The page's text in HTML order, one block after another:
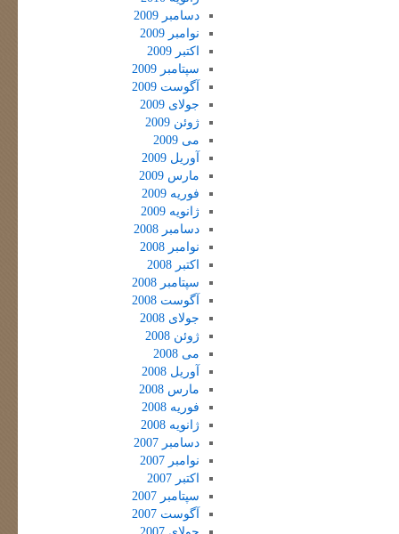
دسامبر 2009
نوامبر 2009
اکتبر 2009
سپتامبر 2009
آگوست 2009
جولای 2009
ژوئن 2009
می 2009
آوریل 2009
مارس 2009
فوریه 2009
ژانویه 2009
دسامبر 2008
نوامبر 2008
اکتبر 2008
سپتامبر 2008
آگوست 2008
جولای 2008
ژوئن 2008
می 2008
آوریل 2008
مارس 2008
فوریه 2008
ژانویه 2008
دسامبر 2007
نوامبر 2007
اکتبر 2007
سپتامبر 2007
آگوست 2007